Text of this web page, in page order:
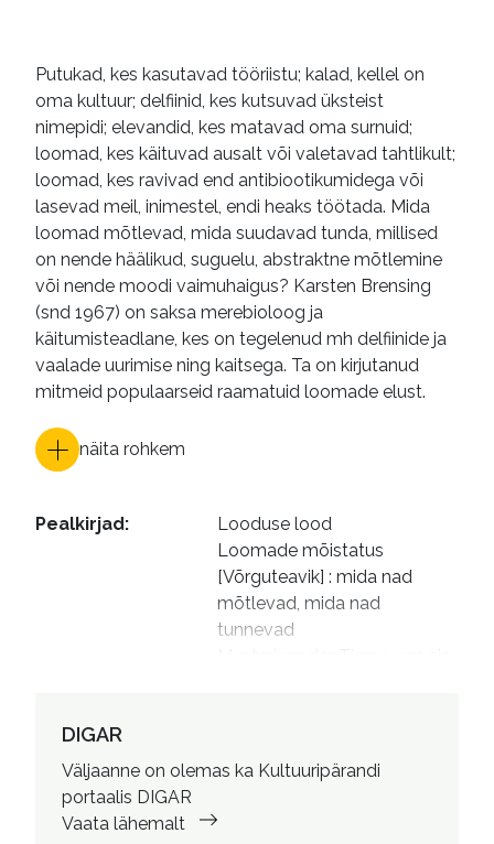
e-raamatud
Putukad, kes kasutavad tööriistu; kalad, kellel on
oma kultuur; delfiinid, kes kutsuvad üksteist
nimepidi; elevandid, kes matavad oma surnuid;
loomad, kes käituvad ausalt või valetavad tahtlikult;
loomad, kes ravivad end antibiootikumidega või
lasevad meil, inimestel, endi heaks töötada. Mida
loomad mõtlevad, mida suudavad tunda, millised
on nende häälikud, suguelu, abstraktne mõtlemine
või nende moodi vaimuhaigus? Karsten Brensing
(snd 1967) on saksa merebioloog ja
käitumisteadlane, kes on tegelenud mh delfiinide ja
vaalade uurimise ning kaitsega. Ta on kirjutanud
mitmeid populaarseid raamatuid loomade elust.
näita rohkem
Pealkirjad:
Looduse lood
Loomade mõistatus
[Võrguteavik] : mida nad
mõtlevad, mida nad
tunnevad
was sie denken, was sie
fühlen. Eesti keeles
Autorid:
DIGAR
Väljaanne on olemas ka Kultuuripärandi
portaalis DIGAR
Vaata lähemalt